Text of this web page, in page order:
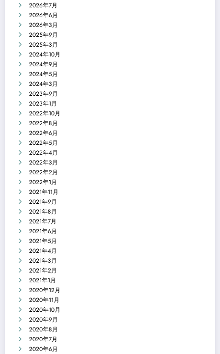
2026年7月
2026年6月
2026年3月
2025年9月
2025年3月
2024年10月
2024年9月
2024年5月
2024年3月
2023年9月
2023年1月
2022年10月
2022年8月
2022年6月
2022年5月
2022年4月
2022年3月
2022年2月
2022年1月
2021年11月
2021年9月
2021年8月
2021年7月
2021年6月
2021年5月
2021年4月
2021年3月
2021年2月
2021年1月
2020年12月
2020年11月
2020年10月
2020年9月
2020年8月
2020年7月
2020年6月